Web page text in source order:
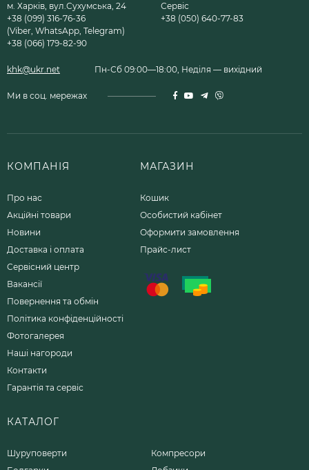
м. Харків, вул.Сухумська, 24
+38 (099) 316-76-36
(Viber, WhatsApp, Telegram)
+38 (066) 179-82-90
Сервіс
+38 (050) 640-77-83
khk@ukr.net Пн-Сб 09:00—18:00, Неділя — вихідний
Ми в соц. мережах
КОМПАНІЯ
Про нас
Акційні товари
Новини
Доставка і оплата
Сервісний центр
Вакансії
Повернення та обмін
Політика конфіденційності
Фотогалерея
Наші нагороди
Контакти
Гарантія та сервіс
МАГАЗИН
Кошик
Особистий кабінет
Оформити замовлення
Прайс-лист
КАТАЛОГ
Шуруповерти
Компресори